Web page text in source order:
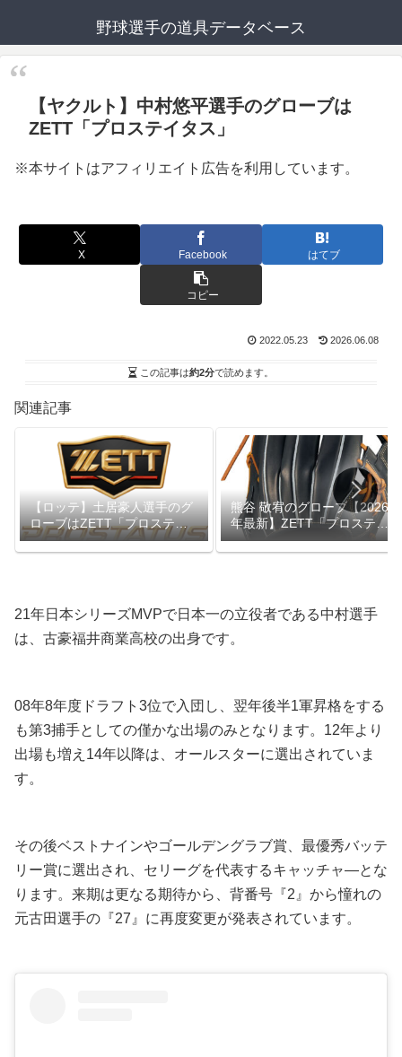
野球選手の道具データベース
【ヤクルト】中村悠平選手のグローブは
ZETT「プロステイタス」
※本サイトはアフィリエイト広告を利用しています。
X Facebook はてブ
コピー
2022.05.23 2026.06.08
この記事は約2分で読めます。
関連記事
【ロッテ】土居豪人選手のグ
ローブはZETT「プロステイ
タス」
熊谷 敬宥のグローブ【2026
年最新】ZETT「プロステイ
タス」愛用中
21年日本シリーズMVPで日本一の立役者である中村選手
は、古豪福井商業高校の出身です。
08年8年度ドラフト3位で入団し、翌年後半1軍昇格をする
も第3捕手としての僅かな出場のみとなります。12年より
出場も増え14年以降は、オールスターに選出されていま
す。
その後ベストナインやゴールデングラブ賞、最優秀バッテ
リー賞に選出され、セリーグを代表するキャッチャ―とな
ります。来期は更なる期待から、背番号『2』から憧れの
元古田選手の『27』に再度変更が発表されています。